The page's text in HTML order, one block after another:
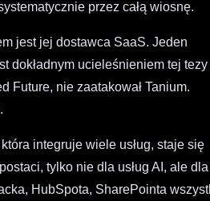
przez całą wiosnę.
jest jej dostawca SaaS. Jeden
dokładnym ucieleśnieniem tej
Future, nie zaatakował Tanium.
integruje wiele usług, staje się
tylko nie dla usług AI, ale dla
HubSpota, SharePointa